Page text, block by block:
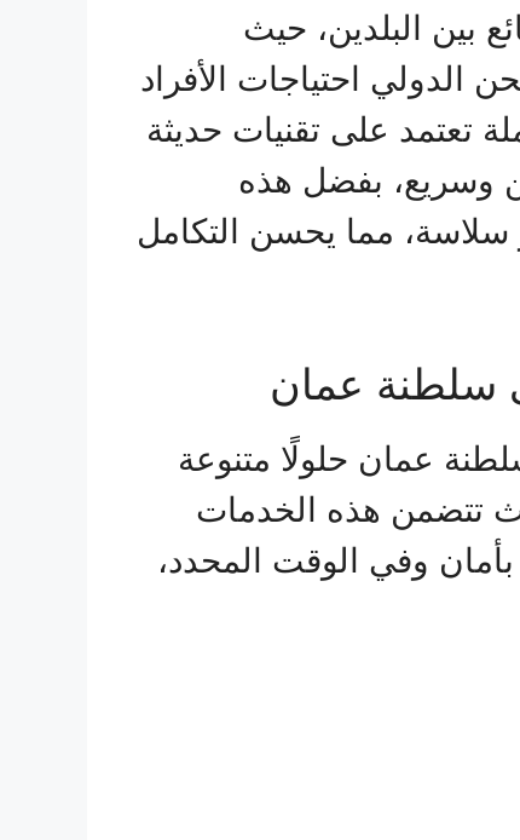
بين البلدين، حيث
الدولي احتياجات الأفراد
تعتمد على تقنيات حديثة
وسريع، بفضل هذه
سلاسة، مما يحسن التكامل
سلطنة عمان
عمان حلولًا متنوعة
تتضمن هذه الخدمات
وفي الوقت المحدد،